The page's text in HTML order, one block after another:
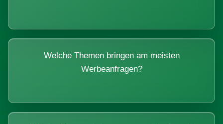
Welche Themen bringen am meisten
Werbeanfragen?